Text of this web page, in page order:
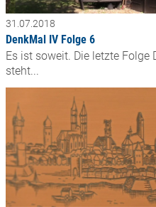
31.07.2018
DenkMal IV Folge 6
Es ist soweit. Die letzte Folge
steht...